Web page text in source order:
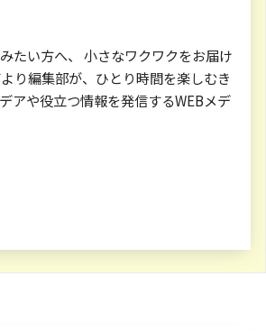
たい方へ、 小さなワクワクをお届け
り編集部が、ひとり時間を楽しむき
アや役立つ情報を発信するWEBメデ